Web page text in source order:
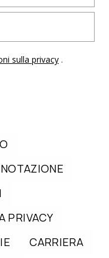
sulla privacy .
PRIVACY
CARRIERA